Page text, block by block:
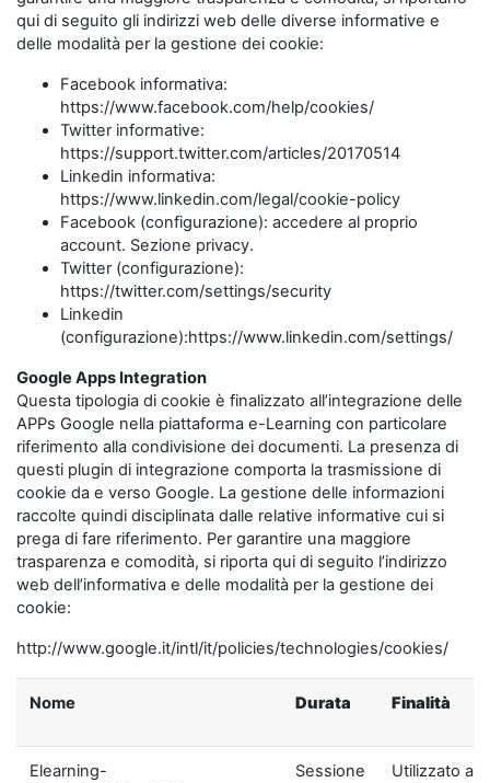
qui di seguito gli indirizzi web delle diverse informative e
delle modalità per la gestione dei cookie:
Facebook informativa:
https://www.facebook.com/help/cookies/
Twitter informative:
https://support.twitter.com/articles/20170514
Linkedin informativa:
https://www.linkedin.com/legal/cookie-policy
Facebook (configurazione): accedere al proprio
account. Sezione privacy.
Twitter (configurazione):
https://twitter.com/settings/security
Linkedin
(configurazione):https://www.linkedin.com/settings/
Google Apps Integration
Questa tipologia di cookie è finalizzato all’integrazione delle
APPs Google nella piattaforma e-Learning con particolare
riferimento alla condivisione dei documenti. La presenza di
questi plugin di integrazione comporta la trasmissione di
cookie da e verso Google. La gestione delle informazioni
raccolte quindi disciplinata dalle relative informative cui si
prega di fare riferimento. Per garantire una maggiore
trasparenza e comodità, si riporta qui di seguito l’indirizzo
web dell’informativa e delle modalità per la gestione dei
cookie:
http://www.google.it/intl/it/policies/technologies/cookies/
Nome Durata Finalità
Elearning-
Sessione
Utilizzato ai